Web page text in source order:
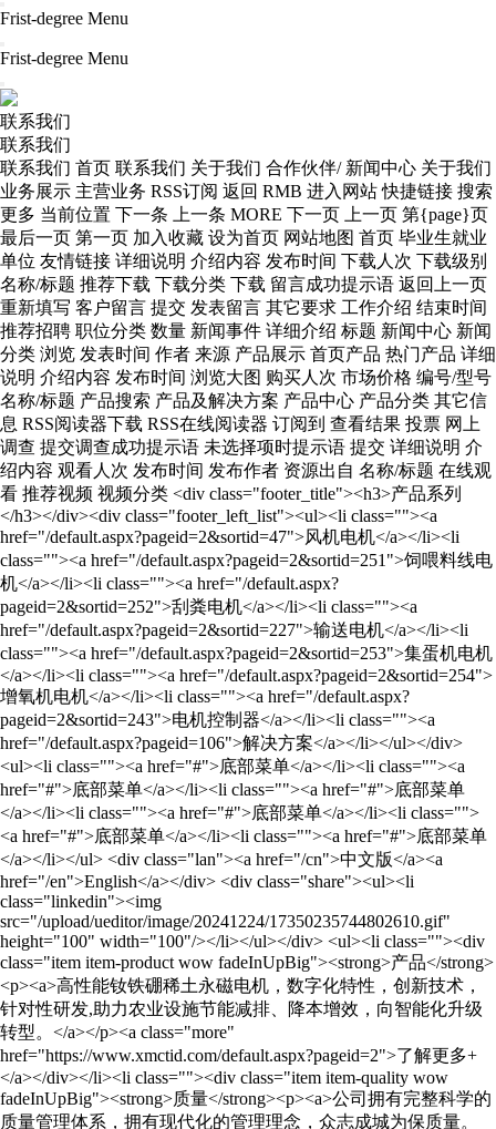
Frist-degree Menu
Frist-degree Menu
联系我们
联系我们
联系我们 首页 联系我们 关于我们 合作伙伴/ 新闻中心 关于我们 业务展示 主营业务 RSS订阅 返回 RMB 进入网站 快捷链接 搜索 更多 当前位置 下一条 上一条 MORE 下一页 上一页 第{page}页 最后一页 第一页 加入收藏 设为首页 网站地图 首页 毕业生就业单位 友情链接 详细说明 介绍内容 发布时间 下载人次 下载级别 名称/标题 推荐下载 下载分类 下载 留言成功提示语 返回上一页 重新填写 客户留言 提交 发表留言 其它要求 工作介绍 结束时间 推荐招聘 职位分类 数量 新闻事件 详细介绍 标题 新闻中心 新闻分类 浏览 发表时间 作者 来源 产品展示 首页产品 热门产品 详细说明 介绍内容 发布时间 浏览大图 购买人次 市场价格 编号/型号 名称/标题 产品搜索 产品及解决方案 产品中心 产品分类 其它信息 RSS阅读器下载 RSS在线阅读器 订阅到 查看结果 投票 网上调查 提交调查成功提示语 未选择项时提示语 提交 详细说明 介绍内容 观看人次 发布时间 发布作者 资源出自 名称/标题 在线观看 推荐视频 视频分类 <div class="footer_title"><h3>产品系列</h3></div><div class="footer_left_list"><ul><li class=""><a href="/default.aspx?pageid=2&sortid=47">风机电机</a></li><li class=""><a href="/default.aspx?pageid=2&sortid=251">饲喂料线电机</a></li><li class=""><a href="/default.aspx?pageid=2&sortid=252">刮粪电机</a></li><li class=""><a href="/default.aspx?pageid=2&sortid=227">输送电机</a></li><li class=""><a href="/default.aspx?pageid=2&sortid=253">集蛋机电机</a></li><li class=""><a href="/default.aspx?pageid=2&sortid=254">增氧机电机</a></li><li class=""><a href="/default.aspx?pageid=2&sortid=243">电机控制器</a></li><li class=""><a href="/default.aspx?pageid=106">解决方案</a></li></ul></div> <ul><li class=""><a href="#">底部菜单</a></li><li class=""><a href="#">底部菜单</a></li><li class=""><a href="#">底部菜单</a></li><li class=""><a href="#">底部菜单</a></li><li class=""><a href="#">底部菜单</a></li><li class=""><a href="#">底部菜单</a></li></ul> <div class="lan"><a href="/cn">中文版</a><a href="/en">English</a></div> <div class="share"><ul><li class="linkedin"><img src="/upload/ueditor/image/20241224/17350235744802610.gif" height="100" width="100"/></li></ul></div> <ul><li class=""><div class="item item-product wow fadeInUpBig"><strong>产品</strong><p><a>高性能钕铁硼稀土永磁电机，数字化特性，创新技术，针对性研发,助力农业设施节能减排、降本增效，向智能化升级转型。</a></p><a class="more" href="https://www.xmctid.com/default.aspx?pageid=2">了解更多+</a></div></li><li class=""><div class="item item-quality wow fadeInUpBig"><strong>质量</strong><p><a>公司拥有完整科学的质量管理体系，拥有现代化的管理理念，众志成城为保质量。</a></p><a class="more" href="https://www.xmctid.com/default.aspx?pageid=99">了解更多+</a></div></li><li class=""><div class="item item-service wow fadeInUpBig"><strong>服务</strong><p><a>公司以“严格的管理，质量与世界同步；精心的制造，创新和领导，追求客户满意”为宗旨，为广大客户提供优质服务。</a></p><a class="more" href="https://www.xmctid.com/default.aspx?pageid=62">了解更多+</a></div></li></ul> <div class="index_vedio_pic"><h3 class="in-title">我们的产品优势</h3><div class="pic"><ul><li class=""><img src="/upload/ueditor/image/20220225/16457577899288740.png" style=""/></li><li class=""><img src="/upload/ueditor/image/20220225/16457577898167036.png" style=""/></li><li class=""><img src="/upload/ueditor/image/20220225/16457577897045332.png" style=""/></li><li class=""><img src="/upload/ueditor/image/20220225/16457577891971296.png" style=""/></li><li class=""><img src="/upload/ueditor/image/20220225/16457577899849592.png" style=""/></li></ul></div></div> <div class="index-vedio__con"> <h3 class="in-title"> 防水测试 </h3> <div class="index-vedio__box"> <video class="edui-upload-video vjs-default-skin video-js" controls="" preload="none" width="350" height="316" src="/upload/videos/2021122110462057.mp4" data-setup="{}" _autoplay="true" autoplay="autoplay" poster="/upload/videos/2021122110460925.png"> <source src="/upload/videos/2021122110462057.mp4" type="video/mp4"/> </video> </div> <div class="index-details"> <a href="/default.aspx?pageid=6" target="_self">...更多视频</a> </div> </div> <ul class="ul-imgtxt-01"><li class=""><div class="pic"><a href="/default.aspx?pageid=2&sortid=47"><div class="picbox"><img src="/upload/ueditor/image/20220602/16541537446207075.jpg"/></div><div class="textbox"><h3>智能稀土永磁风机电机系列：</h3><div class="pro-con"><p class="classTitle">专为畜牧智能负压风机提供驱动力的智能稀土永磁风机电机，可为畜禽带来更加舒适的生活环境，同时可有效地提升风机能效。采用直驱的连接方式，保证了负压风机运行的可靠。通过智能管理平台的二次决策，可进一步降低风机能耗，相较于传统风机，节能可超30%。</p></div></div></a></div></li><li class=""><div class="pic"><a href="/default.aspx?pageid=2&sortid=46"><div class="picbox"><img src="/upload/ueditor/image/20220602/16541537647237593.jpg"/></div><div class="textbox"><h3>智能稀土永磁饲喂电机系列：</h3><div class="pro-con"><p class="classTitle">为了提升生物安全性，减少畜禽应激反应和饲养成本等，智能稀土永磁饲喂电机可通过精准调速，实现精准饲喂。同时，在智能化的操持下，可实现无人值守的操作，确保畜禽的健康安全等。</p></div></div></a></div></li><li class=""><div class="pic"><a href="/default.aspx?pageid=2&sortid=227"><div class="picbox"><img src="/upload/ueditor/image/20220117/16423836822610837.jpg"/></div><div class="textbox"><h3>智能稀土永磁轨道搬运机电机系列：</h3><div class="pro-con"><p class="classTitle">专为解决用于运输畜禽、饲料和设备等轨道搬运机耗能大的问题，智能稀土永磁轨道搬运机电机具有高效节能的优势，可有效地提升运输周转次数。同时，其拥有定速巡航的能力，更可确保运输的稳定性。</p></div></div></a></div></li><div class="clear"></div></ul> <div class="woshou-pic"><img src="/upload/ueditor/image/20211209/16390173076326277.jpg"/></div> <div class="index-why__box"><h3 class="in-title">为什么选择势拓智动</h3><div class="index-why__text"><img class="why-pic01" src="/upload/ueditor/image/20211223/16402428317841841.jpg"/><img class="why-pic02" src="/upload/ueditor/image/20211224/16403320398632856.jpg"/>我国制定了碳达峰和碳中和远景目标，法律法规要求企业淘汰高能耗电机，采用节能环保电机。势拓智动稀土永磁电机是符合国家要求的高效、节能、环保的电机。母公司厦门钨业在材料领域的雄厚实力为我们提供了优质的新型原材料，保障了我们永续经营的资源渠道。厦门稀土永磁电机产业园成立的“智能装备研究院”为我们在永磁电机的技术创新上奠定了坚实的基础，并将继续为势拓智动提供强有力的技术支持。我们有一支专业的畜牧电机研发团队，是一家专门以解决畜牧行业所遇到的难题为目标的公司，我们一心一意做好畜牧电机。我们的电机不仅具有高效、节能、环保的明显优势，而且对潜在故障具有自我诊断能力，能够避免设备突然停运，大大降低了运营成本。我们的电机提供的运行数据可成为集约化养殖的数字底座，让智能化和精细化养殖成为现实。“以客户为中心”是我们一以贯之的经营理念，客户的需求就是我们努力的方向，我们积极支持客户定制，全力满足客户的个性化需求。</div></div> <div class="weixin_nr"><div class="arrow"></div><img src="/upload/ueditor/image/20211223/16402290886489149.jpg"/></div> <div class="footer-link"><p>集团链接：<a href="http://www.cxtc.com">厦门钨业股份有限公司</a><span>|</span><a href="http://www.centto.com.cn" target="_blank">厦门势拓稀土永磁电机产业园</a></p></div> <div class="contact-map"> <iframe class="ueditor_baidumap" src="/bd_ueditor/dialogs/map/show.html#center=118.057888,24.61541&zoom=13&width=800&height=400&markers=118.057888,24.61541&markerStyles=l,A" frameborder="0" width="800" height="400"></iframe> </div> <p style="white-space: normal; text-align: center;"><span style="font-size: 18px;">联系人：陈先生&nbsp; &nbsp; &nbsp; Tel：13215916909&nbsp; &nbsp; &nbsp;Email：chen.zhiming@cxtc.com&nbsp; &nbsp; &nbsp; </span><a href="https://www.xmrc.com.cn/net/info/showco.aspx?CompanyID=936677" target="_self" style="font-size: 18px; text-decoration: underline;"><span style="font-size: 18px;">社会招聘简历投递渠道-厦门人才网</span></a></p> <div class="footer_center_left"><div class="footer_title"><h3>联系我们</h3></div><div class="footer_center_left_list"><ul><li class="">电话：0592-3351333</li><li class="">邮箱：xmctid01@cxtc.com</li><li class="">微信：xmctidcom</li><li class="">地址：福建省厦门市集美区灌口镇金辉西路8号厦门势拓稀土永磁电机产业园6号楼三楼</li></ul></div></div><div class="footer_center_right"><div class="footer_title"><h3>官网二维码</h3></div><div><img src="/upload/ueditor/image/20241225/17351040961187421.png"/></div></div> <div class=" left-text"><div class="top"><h2>———— &nbsp;客户都在说</h2><div class="ceshi"><p><img src="http://picture.no3.mfdns.com/upload/cases/xysjx182/index/jisuanji.jpg"/><br/></p></div></div></div> <p class="welcome">欢迎反馈</p><h3 class="company-title">厦门势拓智动科技有限公司</h3><div class="fankui-font"><p>欢迎您来到厦门势拓智动科技有限公司网站，您想更多了解我们吗？您有什么问题与建议吗？请联系我们</p><p>电话：0592-3351333-8586</p><p>邮箱：xmctid01@cxtc.com</p><p>地址：厦门市集美区灌口镇金辉西路8-3号</p></div><div class="contact"><div class="phone"><p>联系我们，请拨打：</p><h1>0592-3351333-8586</h1></div><div class="more"><a href="/default.aspx?pageid=62" target="_self">更多+</a></div></div> <div class="index-about__con"><h3 class="in-title">公司简介</h3><div class="index-about-msg"><div class="about-pic"><img src="/upload/ueditor/image/20240419/17135013273208219.jpg"/></div><div class="about-text"><div class="text"><p>厦门势拓智动科技有限公司（以下简称“势拓智动）由厦门钨业股份有限公司投资成立，是一家集研发、制造、销售和服务于一体，专为畜牧养殖行业提供高品质稀土永磁电机的现代化企业。势拓智动位于总投资100亿元、占地1500亩的厦门势拓稀土永磁电机产业园内。建成后的产业园将成为千亿级电机产业集群。势拓智动秉承了先进的“产品开发管理理念 IPD”</p></div></div></div><div class="index-details"><a href="/default.aspx?pageid=66" target="_self">...更多信息</a></div></div> <div class="menu_56_banner p_banner"><div class="shade"><p class="wp">走进我们</p></div></div> <h3><span style="font-family: 宋体, SimSun;">在线留言</span></h3><p><span style="font-family: 宋体, SimSun;">我们收到您的咨询和反馈之后会及时回应您的反馈并解决各种问题。</span></p> <div class="menu_62_banner p_banner"> <div class="shade"> <p> 联系我们 </p> </div> </div> <div class="share-box"> <div class="share-text"> Share The Page </div> <ul class="share-wrapper"> <li class=""> <a href="https://www.facebook.com/sharer.php" target="_blank"><em class="iconfont icon-facebookfacebook51"></em></a> </li> <li class=""> <a href="https://twitter.com/intent/tweet" target="_blank"><em class="iconfont icon-twitter"></em></a> </li> <li class=""> <a href="https://www.linkedin.com/uas/login" target="_blank"><em class="iconfont icon-linkedin-fill"></em></a> </li> </ul> </div> <div id="productsview_statusid" class="xweb-ajaxmsg"></div> <div id="productsview_xweb-ajax-div" class="xweb-ajaxdiv">这里已调用系统的商品详细页模块,无需修改!</div> <script type="text/javascript" language="javascript"> var productsview_menuId=getthe_hrefvar("menuid"); var productsview_plusnmId=getthe_hrefvar("plusnmid"); var productsview_varIdVal=getthe_hrefvar("itemid"); var productsview_getHtmlFile="/ajax_asp/api_plus/products_view.asp"; productsview_getHtmlFile=productsview_getHtmlFile + "?menuid=" + productsview_menuId; productsview_getHtmlFile=productsview_getHtmlFile + "&plusnmid=" + productsview_plusnmId; productsview_getHtmlFile=productsview_getHtmlFile + "&itemid=" + productsview_varIdVal; showajax_div("productsview_statusid","productsview_xweb-ajax-div","xweb-ajaxdiv",productsview_getHtmlFile,0); </script> <script src="/templates/api_plus/jscript/jquery-1.2.6.pack.js" type="text/javascript" defer="defer"></